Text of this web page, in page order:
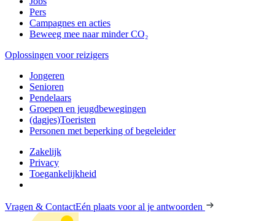
Pers
Campagnes en acties
Beweeg mee naar minder CO₂
Oplossingen voor reizigers
Jongeren
Senioren
Pendelaars
Groepen en jeugdbewegingen
(dagjes)Toeristen
Personen met beperking of begeleider
Zakelijk
Privacy
Toegankelijkheid
Vragen & ContactEén plaats voor al je antwoorden